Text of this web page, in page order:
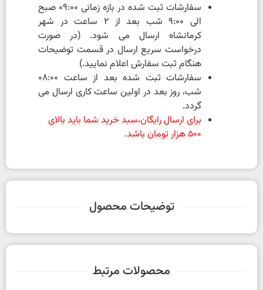
سفارشات ثبت شده در بازه زمانی 09:00 صبح
الی 9:00 شب بعد از 2 ساعت در شهر
کرمانشاه ارسال می شود. (در صورت
درخواست سریع ارسال در قسمت توضیحات
هنگام ثبت سفارش اعلام نمایید.)
سفارشات ثبت شده بعد از ساعت 08:00
شب، روز بعد در اولین ساعت کاری ارسال می
گردد.
برای ارسال رایگان،سبد خرید شما باید بالای
500 هزار تومان باشد.
توضیحات محصول
محصولات مرتبط